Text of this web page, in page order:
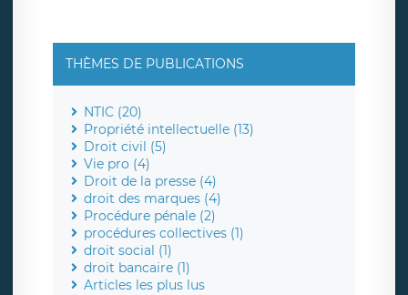
THÈMES DE PUBLICATIONS
NTIC (20)
Propriété intellectuelle (13)
Droit civil (5)
Vie pro (4)
Droit de la presse (4)
droit des marques (4)
Procédure pénale (2)
procédures collectives (1)
droit social (1)
droit bancaire (1)
Articles les plus lus